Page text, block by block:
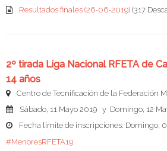
Resultados finales (26-06-2019) (317
2º tirada Liga Nacional RFETA de
14 años
Centro de Tecnificación de la Federación
Sábado, 11 Mayo 2019 y Domingo, 12
Fecha límite de inscripciones: Domingo,
#MenoresRFETA19